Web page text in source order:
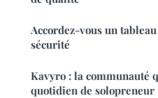
Accordez-vous un
sécurité
Kavyro : la communauté
quotidien de solopreneur